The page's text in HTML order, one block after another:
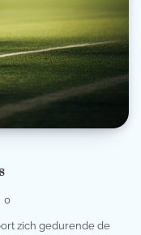
0
zich gedurende de